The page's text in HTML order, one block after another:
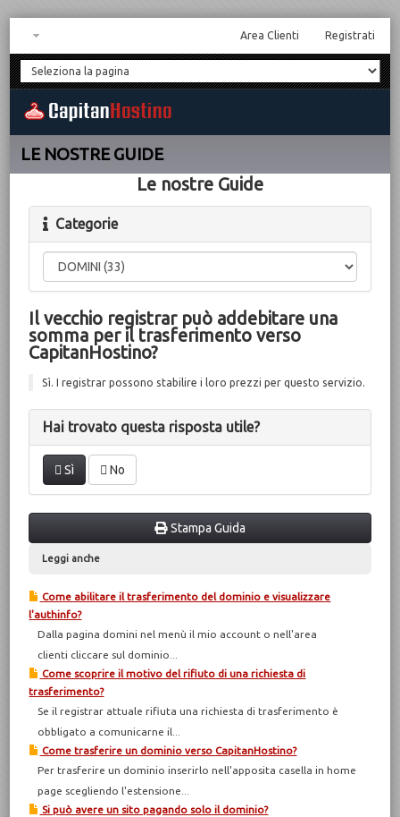
Area Clienti Registrati
LE NOSTRE GUIDE
Le nostre Guide
Categorie
Il vecchio registrar può addebitare una
somma per il trasferimento verso
CapitanHostino?
Sì. I registrar possono stabilire i loro prezzi per questo servizio.
Hai trovato questa risposta utile?
Sì No
Stampa Guida
Leggi anche
Come abilitare il trasferimento del dominio e visualizzare
l'authinfo?
Dalla pagina domini nel menù il mio account o nell'area
clienti cliccare sul dominio...
Come scoprire il motivo del rifiuto di una richiesta di
trasferimento?
Se il registrar attuale rifiuta una richiesta di trasferimento è
obbligato a comunicarne il...
Come trasferire un dominio verso CapitanHostino?
Per trasferire un dominio inserirlo nell'apposita casella in home
page scegliendo l'estensione...
Si può avere un sito pagando solo il dominio?